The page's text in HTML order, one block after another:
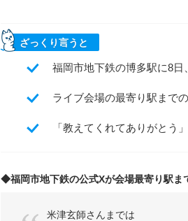
ざっくり言うと
福岡市地下鉄の博多駅に8
ライブ会場の最寄り駅まで
「教えてくれてありがとう
◆福岡市地下鉄の公式Xが会場最寄り駅ま
米津玄師さんまでは